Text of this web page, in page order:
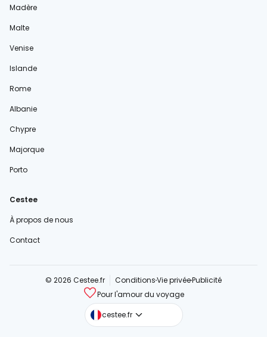
Madère
Malte
Venise
Islande
Rome
Albanie
Chypre
Majorque
Porto
Cestee
À propos de nous
Contact
© 2026 Cestee.fr ConditionsVie privéePublicité
Pour l'amour du voyage
cestee.fr
cestee.com
cestee.sk